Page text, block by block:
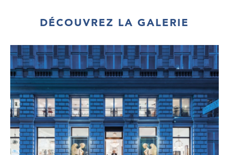
DÉCOUVREZ LA GALERIE